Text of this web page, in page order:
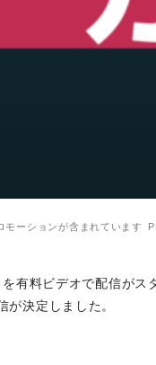
モーションが含まれています
有料ビデオで配信がス
が決定しました。